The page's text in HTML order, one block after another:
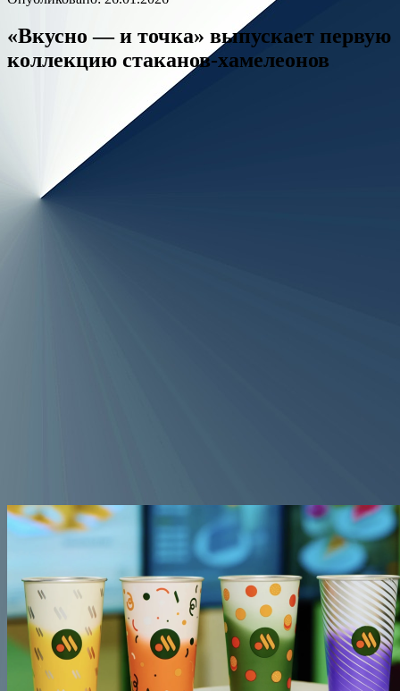
«Вкусно — и точка» выпускает первую
коллекцию стаканов-хамелеонов